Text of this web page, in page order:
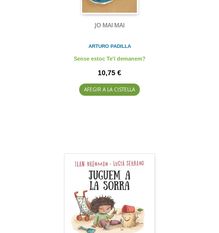
JO MAI MAI
ARTURO PADILLA
Sense estoc Te'l demanem?
10,75 €
AFEGIR A LA CISTELLA